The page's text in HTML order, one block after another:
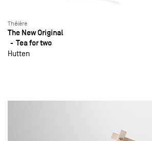
Théière
The New Original
Tea for two
Hutten